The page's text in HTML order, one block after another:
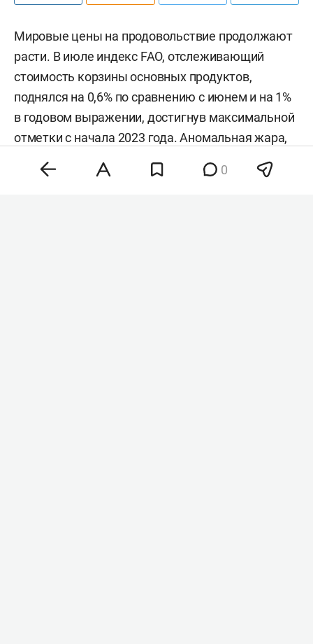
Мировые цены на продовольствие продолжают
расти. В июле индекс FAO, отслеживающий
стоимость корзины основных продуктов,
поднялся на 0,6% по сравнению с июнем и на 1%
в годовом выражении, достигнув максимальной
отметки с начала 2023 года. Аномальная жара,
нестабильность на энергетических рынках и
геополитическая напряженность разогнали
0